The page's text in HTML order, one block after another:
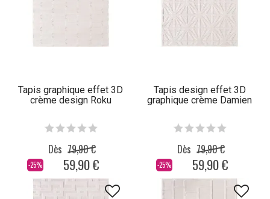
Tapis graphique effet 3D
crème design Roku
-25%
Dès 79,90 €
59,90 €
Tapis design effet 3D
graphique crème Damien
-25%
Dès 79,90 €
59,90 €